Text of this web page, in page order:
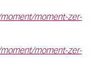
moment-zer-
moment-zer-